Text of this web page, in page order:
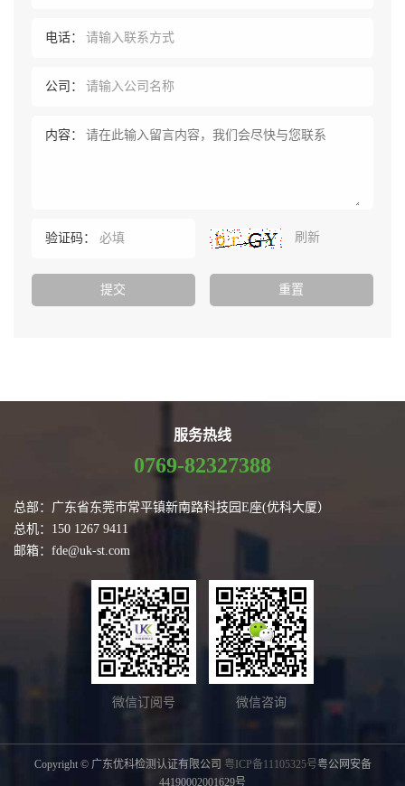
电话：
公司：
内容：
验证码： 刷新
服务热线
0769-82327388
总部：广东省东莞市常平镇新南路科技园E座(优科大厦）
总机：150 1267 9411
邮箱：fde@uk-st.com
微信订阅号 微信咨询
Copyright © 广东优科检测认证有限公司 粤ICP备11105325号粤公网安备
44190002001629号